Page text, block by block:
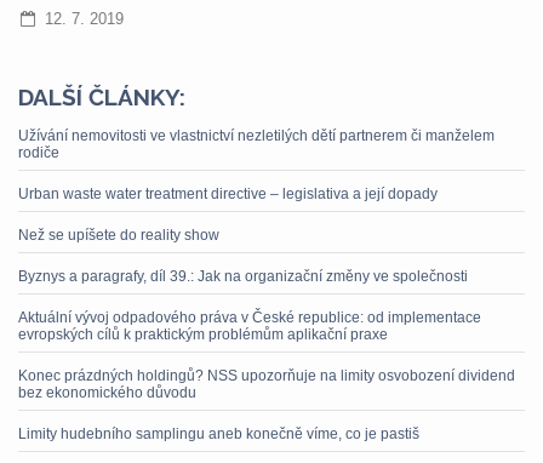
12. 7. 2019
DALŠÍ ČLÁNKY:
Užívání nemovitosti ve vlastnictví nezletilých dětí partnerem či manželem
rodiče
Urban waste water treatment directive – legislativa a její dopady
Než se upíšete do reality show
Byznys a paragrafy, díl 39.: Jak na organizační změny ve společnosti
Aktuální vývoj odpadového práva v České republice: od implementace
evropských cílů k praktickým problémům aplikační praxe
Konec prázdných holdingů? NSS upozorňuje na limity osvobození dividend
bez ekonomického důvodu
Limity hudebního samplingu aneb konečně víme, co je pastiš